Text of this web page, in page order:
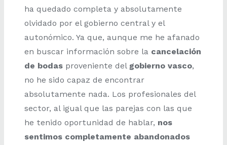
ha quedado completa y absolutamente
olvidado por el gobierno central y el
autonómico. Ya que, aunque me he afanado
en buscar información sobre la cancelación
de bodas proveniente del gobierno vasco,
no he sido capaz de encontrar
absolutamente nada. Los profesionales del
sector, al igual que las parejas con las que
he tenido oportunidad de hablar, nos
sentimos completamente abandonados